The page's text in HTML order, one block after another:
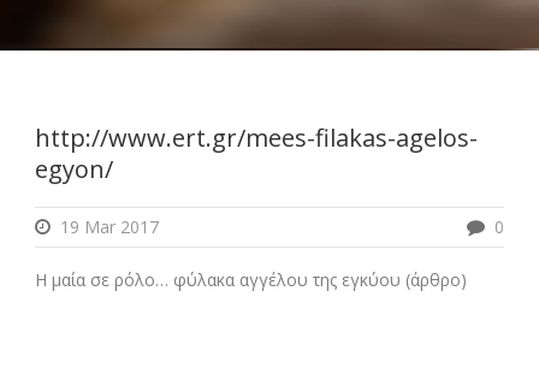
http://www.ert.gr/mees-filakas-agelos-
egyon/
19 Mar 2017 0
Η μαία σε ρόλο… φύλακα αγγέλου της εγκύου (άρθρο)